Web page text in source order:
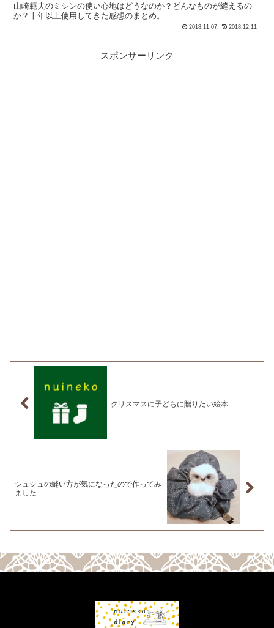
山崎範夫のミシンの使い心地はどうなのか？どんなものが縫えるの
か？十年以上使用してきた感想のまとめ。
2018.11.07 2018.12.11
スポンサーリンク
クリスマスに子どもに贈りたい絵本
シュシュの縫い方が気になったので作ってみ
ました